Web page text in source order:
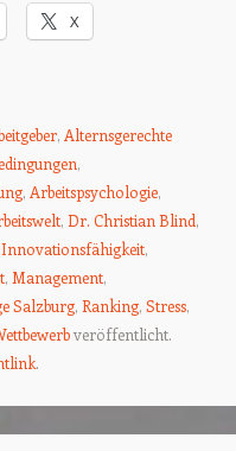
X
, Alternsgerechte
,
, Arbeitspsychologie,
, Dr. Christian Blind,
Innovationsfähigkeit,
, Management,
Salzburg, Ranking, Stress,
veröffentlicht.
.